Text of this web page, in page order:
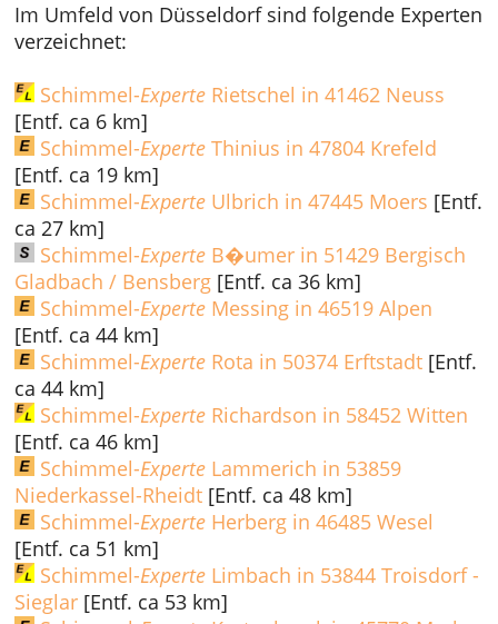
Im Umfeld von Düsseldorf sind folgende Experten
verzeichnet:
Schimmel-Experte Rietschel in 41462 Neuss
[Entf. ca 6 km]
Schimmel-Experte Thinius in 47804 Krefeld
[Entf. ca 19 km]
Schimmel-Experte Ulbrich in 47445 Moers [Entf.
ca 27 km]
Schimmel-Experte B�umer in 51429 Bergisch
Gladbach / Bensberg [Entf. ca 36 km]
Schimmel-Experte Messing in 46519 Alpen
[Entf. ca 44 km]
Schimmel-Experte Rota in 50374 Erftstadt [Entf.
ca 44 km]
Schimmel-Experte Richardson in 58452 Witten
[Entf. ca 46 km]
Schimmel-Experte Lammerich in 53859
Niederkassel-Rheidt [Entf. ca 48 km]
Schimmel-Experte Herberg in 46485 Wesel
[Entf. ca 51 km]
Schimmel-Experte Limbach in 53844 Troisdorf -
Sieglar [Entf. ca 53 km]